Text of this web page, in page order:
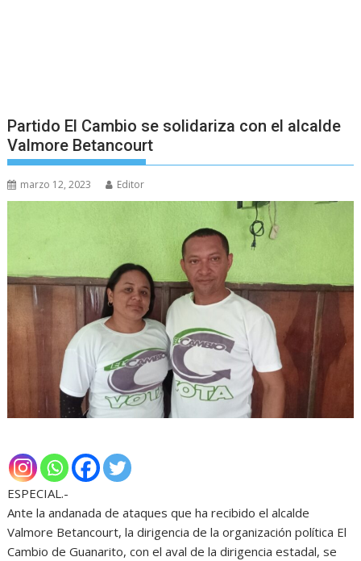
Partido El Cambio se solidariza con el alcalde
Valmore Betancourt
marzo 12, 2023 Editor
ESPECIAL.-
Ante la andanada de ataques que ha recibido el alcalde
Valmore Betancourt, la dirigencia de la organización política El
Cambio de Guanarito, con el aval de la dirigencia estadal, se